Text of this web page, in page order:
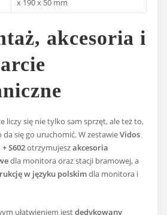
x 190 x 50 mm
akcesoria i
liczy się nie tylko sam sprzęt, ale też to,
da się go uruchomić. W zestawieVidos
S602otrzymujeszakcesoria
dla monitora oraz stacji bramowej, a
w języku polskimdla monitora i
ułatwieniem jestdedykowany